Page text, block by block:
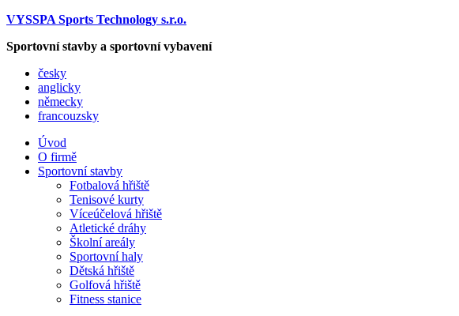
VYSSPA Sports Technology s.r.o.
Sportovní stavby a sportovní vybavení
česky
anglicky
německy
francouzsky
Úvod
O firmě
Sportovní stavby
Fotbalová hřiště
Tenisové kurty
Víceúčelová hřiště
Atletické dráhy
Školní areály
Sportovní haly
Dětská hřiště
Golfová hřiště
Fitness stanice